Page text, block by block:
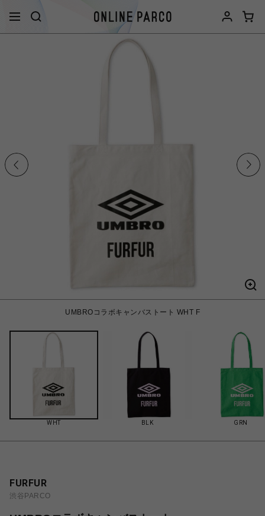
UMBROコラボキャンバストート WHT F
WHT BLK GRN
FURFUR
渋谷PARCO